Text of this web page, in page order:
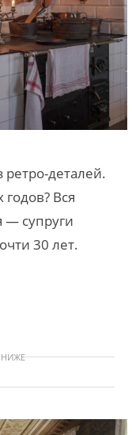
деталей.
Вся
— супруги
30 лет.